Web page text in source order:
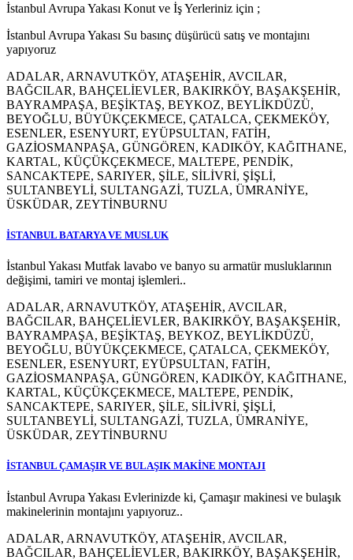
İstanbul Avrupa Yakası Konut ve İş Yerleriniz için ;
İstanbul Avrupa Yakası Su basınç düşürücü satış ve montajını
yapıyoruz
ADALAR, ARNAVUTKÖY, ATAŞEHİR, AVCILAR,
BAĞCILAR, BAHÇELİEVLER, BAKIRKÖY, BAŞAKŞEHİR,
BAYRAMPAŞA, BEŞİKTAŞ, BEYKOZ, BEYLİKDÜZÜ,
BEYOĞLU, BÜYÜKÇEKMECE, ÇATALCA, ÇEKMEKÖY,
ESENLER, ESENYURT, EYÜPSULTAN, FATİH,
GAZİOSMANPAŞA, GÜNGÖREN, KADIKÖY, KAĞITHANE,
KARTAL, KÜÇÜKÇEKMECE, MALTEPE, PENDİK,
SANCAKTEPE, SARIYER, ŞİLE, SİLİVRİ, ŞİŞLİ,
SULTANBEYLİ, SULTANGAZİ, TUZLA, ÜMRANİYE,
ÜSKÜDAR, ZEYTİNBURNU
İSTANBUL BATARYA VE MUSLUK
İstanbul Yakası Mutfak lavabo ve banyo su armatür musluklarının
değişimi, tamiri ve montaj işlemleri..
ADALAR, ARNAVUTKÖY, ATAŞEHİR, AVCILAR,
BAĞCILAR, BAHÇELİEVLER, BAKIRKÖY, BAŞAKŞEHİR,
BAYRAMPAŞA, BEŞİKTAŞ, BEYKOZ, BEYLİKDÜZÜ,
BEYOĞLU, BÜYÜKÇEKMECE, ÇATALCA, ÇEKMEKÖY,
ESENLER, ESENYURT, EYÜPSULTAN, FATİH,
GAZİOSMANPAŞA, GÜNGÖREN, KADIKÖY, KAĞITHANE,
KARTAL, KÜÇÜKÇEKMECE, MALTEPE, PENDİK,
SANCAKTEPE, SARIYER, ŞİLE, SİLİVRİ, ŞİŞLİ,
SULTANBEYLİ, SULTANGAZİ, TUZLA, ÜMRANİYE,
ÜSKÜDAR, ZEYTİNBURNU
İSTANBUL ÇAMAŞIR VE BULAŞIK MAKİNE MONTAJI
İstanbul Avrupa Yakası Evlerinizde ki, Çamaşır makinesi ve bulaşık
makinelerinin montajını yapıyoruz..
ADALAR, ARNAVUTKÖY, ATAŞEHİR, AVCILAR,
BAĞCILAR, BAHÇELİEVLER, BAKIRKÖY, BAŞAKŞEHİR,